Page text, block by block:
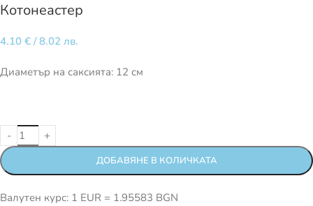
Котонеастер
4.10 € / 8.02 лв.
Диаметър на саксията: 12 см
ДОБАВЯНЕ В КОЛИЧКАТА
Валутен курс: 1 EUR = 1.95583 BGN